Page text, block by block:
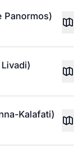
Panormos)
Kalafati)